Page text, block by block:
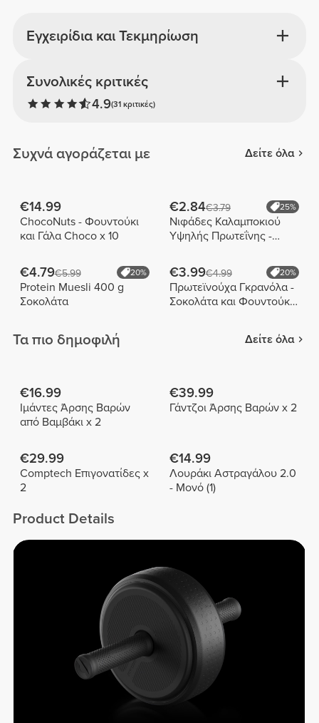
Εγχειρίδια και Τεκμηρίωση
Συνολικές κριτικές
4.9(31 κριτικές)
Συχνά αγοράζεται με Δείτε όλα
€14.99
ChocoNuts - Φουντούκι
και Γάλα Choco x 10
€2.84€3.79 25%
Νιφάδες Καλαμποκιού
Υψηλής Πρωτεΐνης -
€4.79€5.99 20%
Protein Muesli 400 g
Σοκολάτα
€3.99€4.99 20%
Πρωτεϊνούχα Γκρανόλα -
Σοκολάτα και Φουντούκια
Τα πιο δημοφιλή Δείτε όλα
€16.99
Ιμάντες Άρσης Βαρών
από Βαμβάκι x 2
€39.99
Γάντζοι Άρσης Βαρών x 2
€29.99
Comptech Επιγονατίδες x
2
€14.99
Λουράκι Αστραγάλου 2.0
- Μονό (1)
Product Details